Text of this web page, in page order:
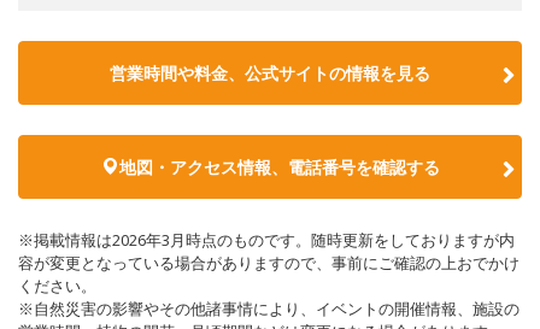
営業時間や料金、公式サイトの情報を見る
地図・アクセス情報、電話番号を確認する
※掲載情報は2026年3月時点のものです。随時更新をしておりますが内
容が変更となっている場合がありますので、事前にご確認の上おでかけ
ください。
※自然災害の影響やその他諸事情により、イベントの開催情報、施設の